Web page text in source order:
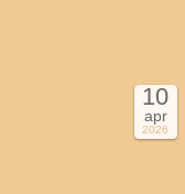
10
apr
2026